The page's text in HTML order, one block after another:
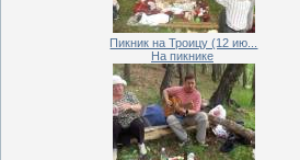
Пикник на Троицу (12 ию...
На пикнике